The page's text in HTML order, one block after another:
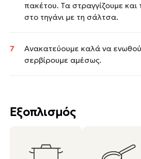
Εξοπλισμός
πακέτου. Τα στραγγίζουμε
στο τηγάνι με τη σάλτσα.
Ανακατεύουμε καλά να
σερβίρουμε αμέσως.